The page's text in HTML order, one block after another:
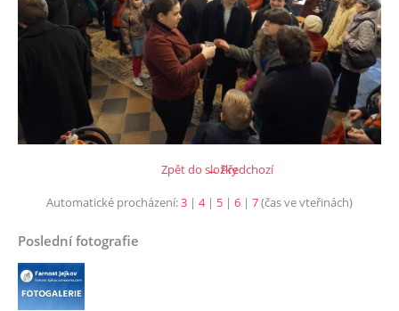
← Předchozí
Zpět do složky
Automatické procházení:3 | 4| 5 | 6 | 7(čas ve vteřinách)
Poslední fotografie